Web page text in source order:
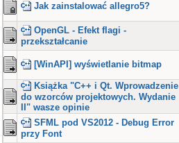
Jak zainstalować allegro5?
OpenGL - Efekt flagi -
przekształcanie
[WinAPI] wyświetlanie bitmap
Książka "C++ i Qt. Wprowadzenie
do wzorców projektowych. Wydanie
II" wasze opinie
SFML pod VS2012 - Debug Error
przy Font